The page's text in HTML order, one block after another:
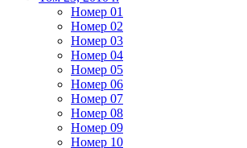
Номер 01
Номер 02
Номер 03
Номер 04
Номер 05
Номер 06
Номер 07
Номер 08
Номер 09
Номер 10